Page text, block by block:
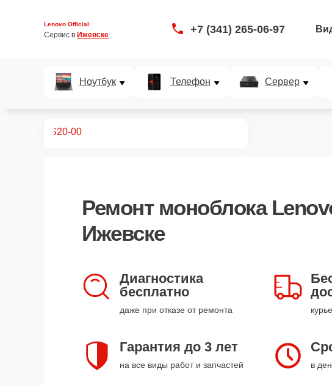
Lenovo Official
Сервис в Ижевске +7 (341) 265-06-97
Ноутбук Телефон Сервер
S20-00
Ремонт моноблока
Ижевске
Диагностика
бесплатно
даже при отказе от ремонта
Гарантия до 3 лет
на все виды работ и запчастей в